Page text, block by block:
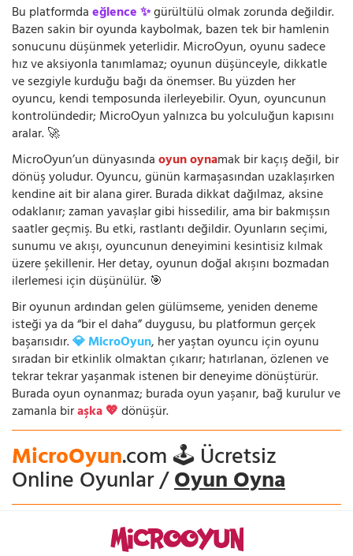
Bu platformdaeğlence ✨gürültülü olmak zorunda değildir.
Bazen sakin bir oyunda kaybolmak, bazen tek bir hamlenin
sonucunu düşünmek yeterlidir. MicroOyun, oyunu sadece
hız ve aksiyonla tanımlamaz; oyunun düşünceyle, dikkatle
ve sezgiyle kurduğu bağı da önemser. Bu yüzden her
oyuncu, kendi temposunda ilerleyebilir. Oyun, oyuncunun
kontrolündedir; MicroOyun yalnızca bu yolculuğun kapısını
aralar. 🚀
MicroOyun’un dünyasındaoyun oynamak bir kaçış değil, bir
dönüş yoludur. Oyuncu, günün karmaşasından uzaklaşırken
kendine ait bir alana girer. Burada dikkat dağılmaz, aksine
odaklanır; zaman yavaşlar gibi hissedilir, ama bir bakmışsın
saatler geçmiş. Bu etki, rastlantı değildir. Oyunların seçimi,
sunumu ve akışı, oyuncunun deneyimini kesintisiz kılmak
üzere şekillenir. Her detay, oyunun doğal akışını bozmadan
ilerlemesi için düşünülür. 🎯
Bir oyunun ardından gelen gülümseme, yeniden deneme
isteği ya da “bir el daha” duygusu, bu platformun gerçek
başarısıdır.💎 MicroOyun, her yaştan oyuncu için oyunu
sıradan bir etkinlik olmaktan çıkarır; hatırlanan, özlenen ve
tekrar tekrar yaşanmak istenen bir deneyime dönüştürür.
Burada oyun oynanmaz; burada oyun yaşanır, bağ kurulur ve
zamanla biraşka 💖dönüşür.
MicroOyun.com 🕹️ Ücretsiz
Online Oyunlar /Oyun Oyna